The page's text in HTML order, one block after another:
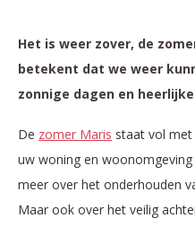
Het is weer zover, de
betekent dat we weer
zonnige dagen en
De zomer Maris staat vol met
uw woning en
meer over het onderhouden
Maar ook over het veilig